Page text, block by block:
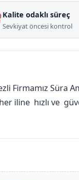
Kalite odaklı süreç
Sevkiyat öncesi kontrol
Firmamız Süra
iline hızlı ve